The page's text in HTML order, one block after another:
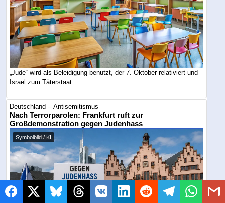
„Jude“ wird als Beleidigung benutzt, der 7. Oktober relativiert und
Israel zum Täterstaat ...
Deutschland -- Antisemitismus
Nach Terrorparolen: Frankfurt ruft zur
Großdemonstration gegen Judenhass
Symbolbild / KI